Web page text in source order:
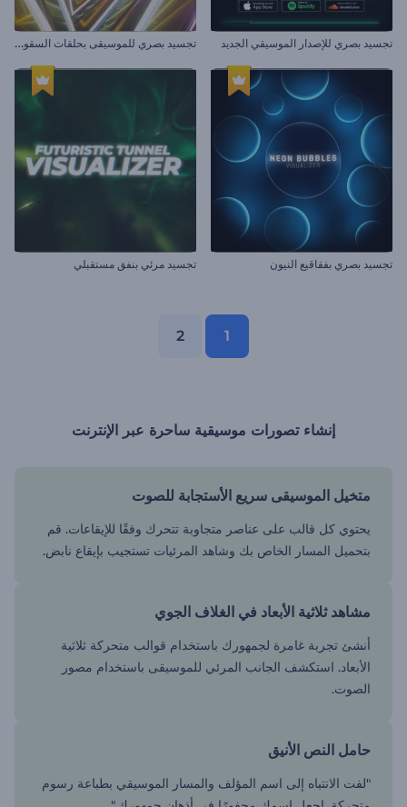
تجسيد بصري للإصدار الموسيقي الجديد ت
جسيد بصري للموسيقى بحلقات السقوط
تجسيد بصري بفقاقيع النيون تجسيد مرئي بنفق مستقبلي
1
2
إنشاء تصورات موسيقية ساحرة عبر الإنترنت
متخيل الموسيقى سريع الأستجابة للصوت
يحتوي كل قالب على عناصر متجاوبة تتحرك وفقًا للإيقاعات. قم
بتحميل المسار الخاص بك وشاهد المرئيات تستجيب بإيقاع نابض.
مشاهد ثلاثية الأبعاد في الغلاف الجوي
أنشئ تجربة غامرة لجمهورك باستخدام قوالب متحركة ثلاثية
الأبعاد. استكشف الجانب المرئي للموسيقى باستخدام مصور
الصوت.
حامل النص الأنيق
"لفت الانتباه إلى اسم المؤلف والمسار الموسيقي بطباعة رسوم